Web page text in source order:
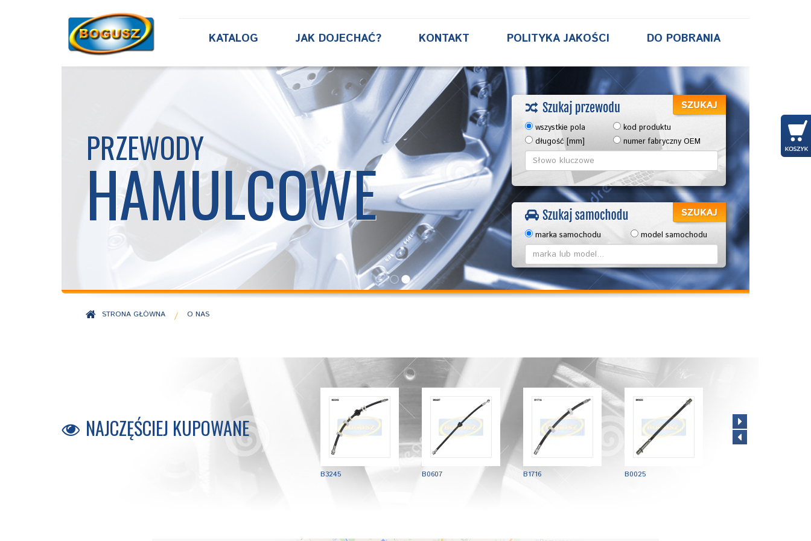
KATALOG JAK DOJECHAĆ? KONTAKT POLITYKA JAKOŚCI DO POBRANIA
wszystkie pola
kod produktu
długość [mm]
numer fabryczny OEM
marka samochodu model samochodu
PRZEWODY
HAMULCOWE
STRONA GŁÓWNA / O NAS
NAJCZĘŚCIEJ KUPOWANE
B3245 B0607 B1716 B0025